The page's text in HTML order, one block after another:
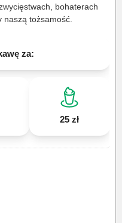
bohaterach
naszą tożsamość.
za:
25 zł